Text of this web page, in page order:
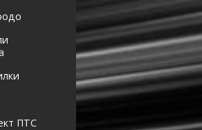
ПТС